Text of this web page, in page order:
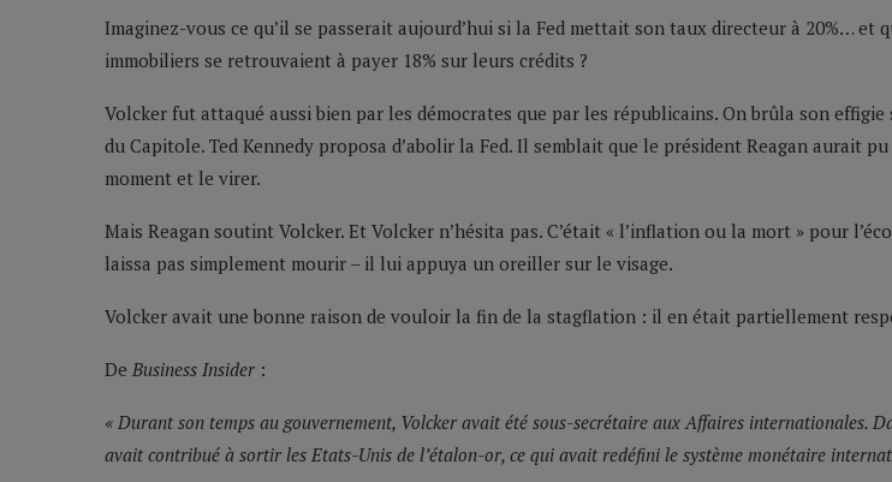
Imaginez-vous ce qu’il se passerait aujourd’hui si la Fed mettait son taux directeur à 20%… et
immobiliers se retrouvaient à payer 18% sur leurs crédits ?
Volcker fut attaqué aussi bien par les démocrates que par les républicains. On brûla son effigie
du Capitole. Ted Kennedy proposa d’abolir la Fed. Il semblait que le président Reagan aurait
moment et le virer.
Mais Reagan soutint Volcker. Et Volcker n’hésita pas. C’était « l’inflation ou la mort » pour
laissa pas simplement mourir – il lui appuya un oreiller sur le visage.
Volcker avait une bonne raison de vouloir la fin de la stagflation : il en était partiellement
De Business Insider :
« Durant son temps au gouvernement, Volcker avait été sous-secrétaire aux Affaires internationales.
avait contribué à sortir les Etats-Unis de l’étalon-or, ce qui avait redéfini le système monétaire